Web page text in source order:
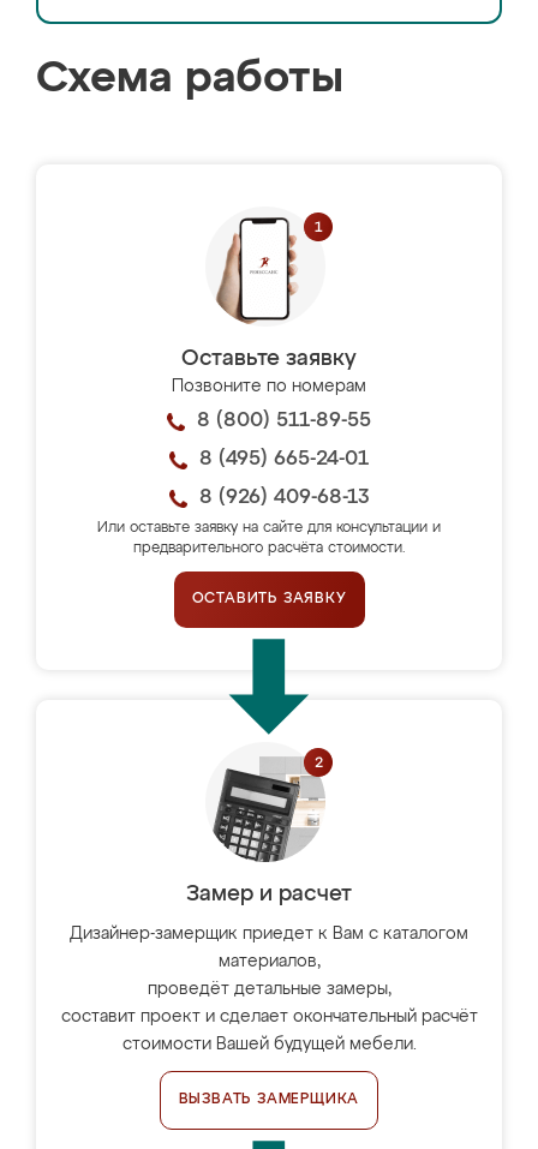
Схема работы
Оставьте заявку
Позвоните по номерам
8 (800) 511-89-55
8 (495) 665-24-01
8 (926) 409-68-13
Или оставьте заявку на сайте для консультации и
предварительного расчёта стоимости.
ОСТАВИТЬ ЗАЯВКУ
Замер и расчет
Дизайнер-замерщик приедет к Вам с каталогом
материалов,
проведёт детальные замеры,
составит проект и сделает окончательный расчёт
стоимости Вашей будущей мебели.
ВЫЗВАТЬ ЗАМЕРЩИКА